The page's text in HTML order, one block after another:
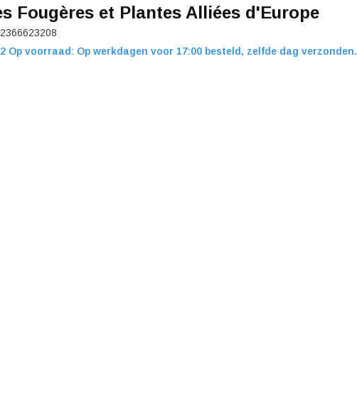
Fougères et Plantes Alliées d'Europe
2 Op voorraad: Op werkdagen voor 17:00 besteld, zelfde dag verzonden.